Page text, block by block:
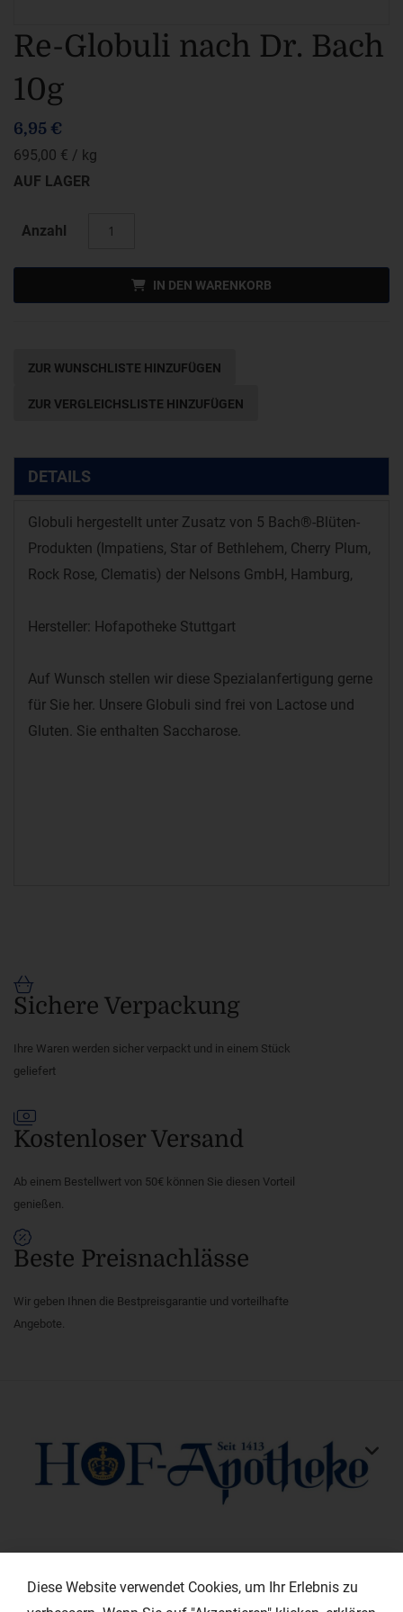
Re-Globuli nach Dr. Bach
10g
6,95 €
695,00 € / kg
AUF LAGER
Anzahl
IN DEN WARENKORB
ZUR WUNSCHLISTE HINZUFÜGEN
ZUR VERGLEICHSLISTE HINZUFÜGEN
Zum
der
springen
DETAILS
Globuli hergestellt unter Zusatz von 5 Bach®-Blüten-
Produkten (Impatiens, Star of Bethlehem, Cherry Plum,
Rock Rose, Clematis) der Nelsons GmbH, Hamburg,
Hersteller: Hofapotheke Stuttgart
Auf Wunsch stellen wir diese Spezialanfertigung gerne
für Sie her. Unsere Globuli sind frei von Lactose und
Gluten. Sie enthalten Saccharose.
Sichere Verpackung
Ihre Waren werden sicher verpackt und in einem Stück
geliefert
Kostenloser Versand
Ab einem Bestellwert von 50€ können Sie diesen Vorteil
genießen.
Beste Preisnachlässe
Wir geben Ihnen die Bestpreisgarantie und vorteilhafte
Angebote.
Diese Website verwendet Cookies, um Ihr Erlebnis zu